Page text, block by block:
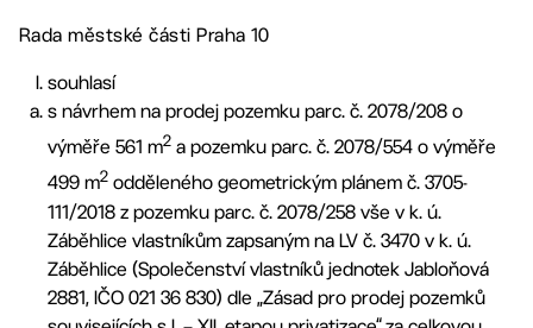
Rada městské části Praha 10
souhlasí
s návrhem na prodej pozemku parc. č. 2078/208 o
výměře 561 m2 a pozemku parc. č. 2078/554 o výměře
499 m2 odděleného geometrickým plánem č. 3705-
111/2018 z pozemku parc. č. 2078/258 vše v k. ú.
Záběhlice vlastníkům zapsaným na LV č. 3470 v k. ú.
Záběhlice (Společenství vlastníků jednotek Jabloňová
2881, IČO 021 36 830) dle „Zásad pro prodej pozemků